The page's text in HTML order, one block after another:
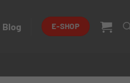
Blog E-SHOP